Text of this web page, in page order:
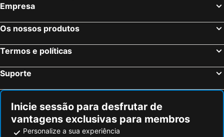
Empresa
Os nossos produtos
Termos e políticas
Suporte
Inicie sessão para desfrutar de
vantagens exclusivas para membros
Personalize a sua experiência